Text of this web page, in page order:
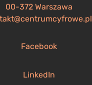
00-372 Warszawa
Facebook
LinkedIn